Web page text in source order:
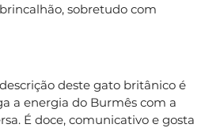
sobretudo com
deste gato britânico é
a energia do Burmês com a
É doce, comunicativo e gosta